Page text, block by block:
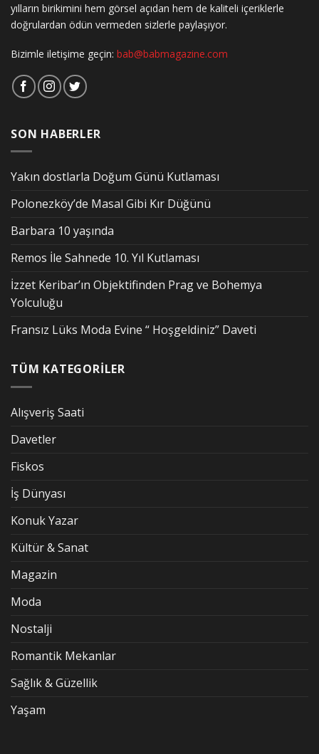
yılların birikimini hem görsel açıdan hem de kaliteli içeriklerle
doğrulardan ödün vermeden sizlerle paylaşıyor.
Bizimle iletişime geçin: bab@babmagazine.com
SON HABERLER
Yakın dostlarla Doğum Günü Kutlaması
Polonezköy’de Masal Gibi Kır Düğünü
Barbara 10 yaşında
Remos İle Sahnede 10. Yıl Kutlaması
İzzet Keribar’ın Objektifinden Prag ve Bohemya
Yolculuğu
Fransız Lüks Moda Evine “ Hoşgeldiniz” Daveti
TÜM KATEGORİLER
Alışveriş Saati
Davetler
Fiskos
İş Dünyası
Konuk Yazar
Kültür & Sanat
Magazin
Moda
Nostalji
Romantik Mekanlar
Sağlık & Güzellik
Yaşam